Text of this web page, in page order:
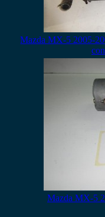
Mazda MX-5 2005-
Mazda MX-5